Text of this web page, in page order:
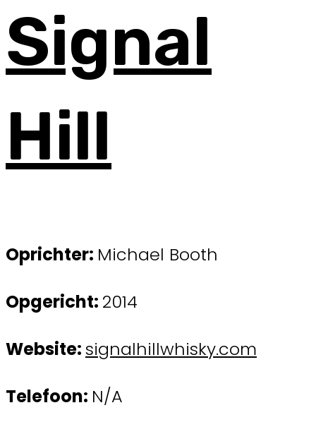
Signal
Hill
Oprichter: Michael Booth
Opgericht: 2014
Website:signalhillwhisky.com
Telefoon: N/A